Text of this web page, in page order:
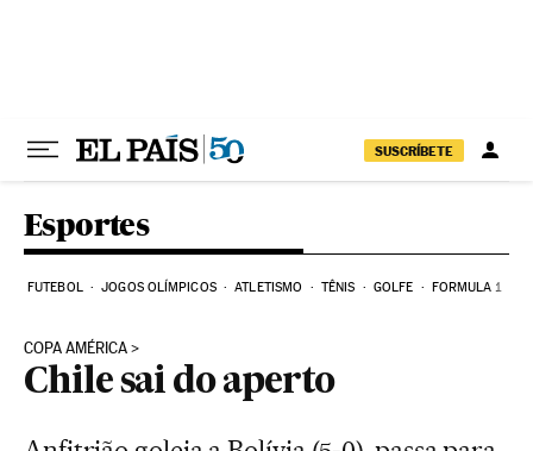
SUSCRÍBETE
Esportes
FUTEBOL JOGOS OLÍMPICOS ATLETISMO TÊNIS GOLFE FORMULA 1
COPA AMÉRICA
Chile sai do aperto